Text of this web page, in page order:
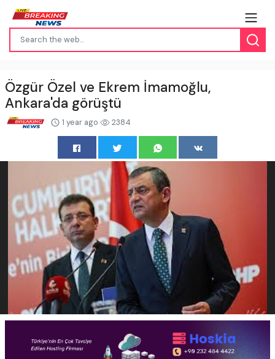
Özgür Özel ve Ekrem İmamoğlu,
Ankara'da görüştü
1 year ago 2384